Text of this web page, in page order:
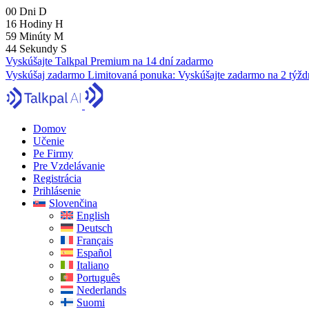
00 Dni D
16 Hodiny H
59 Minúty M
43 Sekundy S
Vyskúšajte Talkpal Premium na 14 dní zadarmo
Vyskúšaj zadarmo Limitovaná ponuka: Vyskúšajte zadarmo na 2
Domov
Učenie
Pe Firmy
Pre Vzdelávanie
Registrácia
Prihlásenie
Slovenčina
English
Deutsch
Français
Español
Italiano
Português
Nederlands
Suomi